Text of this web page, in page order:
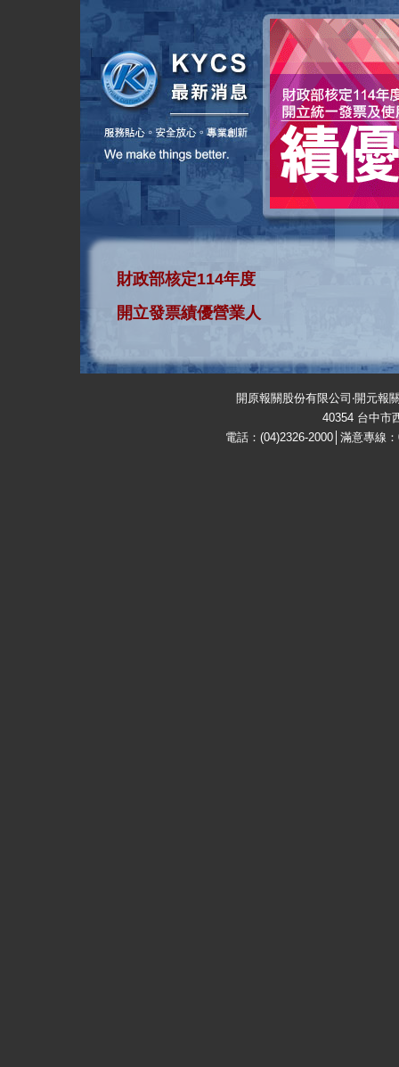
財政部核定114年度
開立發票績優營業人
開原報關股份有限公司‧開元報
40354 台中市
電話：(04)2326-2000│滿意專線